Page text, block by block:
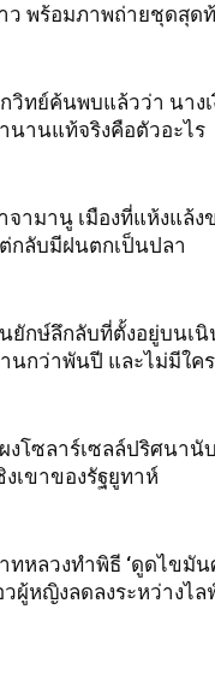
ว พร้อมภาพถ่ายชุดสุด
วิทย์ค้นพบแล้วว่า นาง
นานแท้จริงคือตัวอะไร
จามานู เมืองที่แห้งแล้ง
กลับมีฝนตกเป็นปลา
ยักษ์ลึกลับที่ตั้งอยู่บนเ
นกว่าพันปี และไม่มีใค
งโซลาร์เซลล์ปริศนานั
งเขาของรัฐยูทาห์
ทหลวงทำพิธี ‘ดูดไขมัน
วผู้หญิงลดลงระหว่างไล